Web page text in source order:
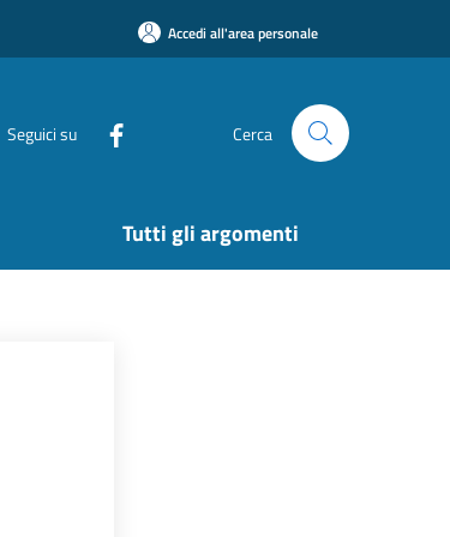
Accedi all'area personale
Seguici su Cerca
Tutti gli argomenti